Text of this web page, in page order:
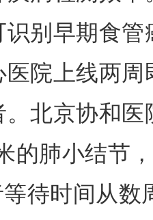
别早期食
院上线两
北京协和
的肺小结节
待时间从数